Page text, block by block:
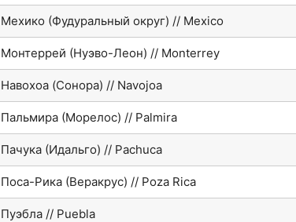
Мехико (Фудуральный округ) // Mexico
Монтеррей (Нуэво-Леон) // Monterrey
Навохоа (Cонора) // Navojoa
Пальмира (Морелос) // Palmira
Пачука (Идальго) // Pachuca
Поса-Рика (Веракрус) // Poza Rica
Пуэбла // Puebla